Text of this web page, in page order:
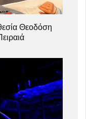
Θεοδόση